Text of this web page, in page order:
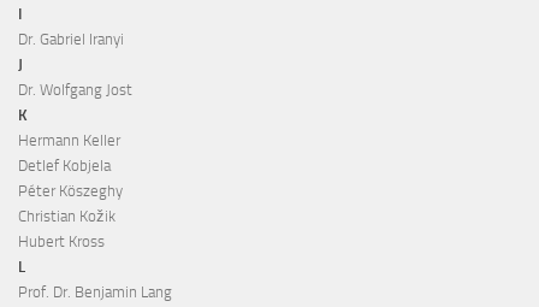
I
Dr. Gabriel Iranyi
J
Dr. Wolfgang Jost
K
Hermann Keller
Detlef Kobjela
Péter Köszeghy
Christian Kožik
Hubert Kross
L
Prof. Dr. Benjamin Lang